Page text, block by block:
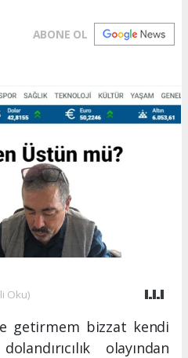
ABONE OL
Oku)
getirmem bizzat kendi
olayından